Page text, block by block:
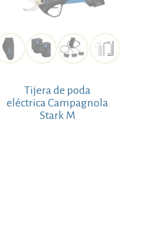
Tijera de poda
eléctrica Campagnola
Stark M